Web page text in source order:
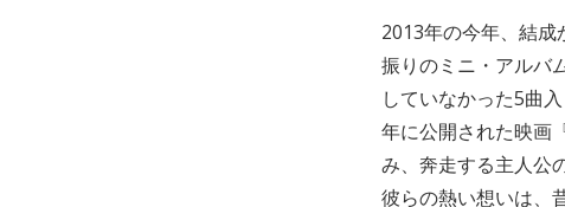
2013年の今年、結
振りのミニ・アルバ
していなかった5曲
年に公開された映画
み、奔走する主人公
彼らの熱い想いは、